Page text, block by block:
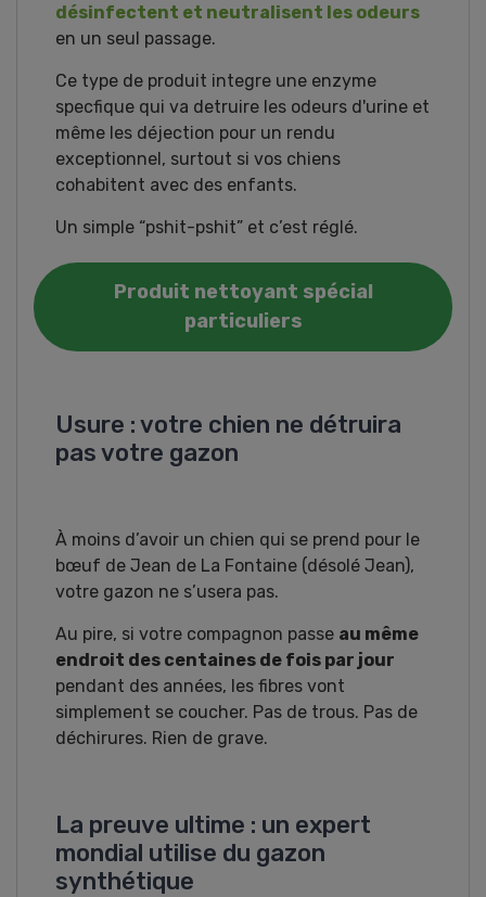
désinfectent et neutralisent les odeurs
en un seul passage.
Ce type de produit integre une enzyme
specfique qui va detruire les odeurs d'urine et
même les déjection pour un rendu
exceptionnel, surtout si vos chiens
cohabitent avec des enfants.
Un simple “pshit-pshit” et c’est réglé.
Produit nettoyant spécial
particuliers
Usure : votre chien ne détruira
pas votre gazon
À moins d’avoir un chien qui se prend pour le
bœuf de Jean de La Fontaine (désolé Jean),
votre gazon ne s’usera pas.
Au pire, si votre compagnon passe au même
endroit des centaines de fois par jour
pendant des années, les fibres vont
simplement se coucher. Pas de trous. Pas de
déchirures. Rien de grave.
La preuve ultime : un expert
mondial utilise du gazon
synthétique